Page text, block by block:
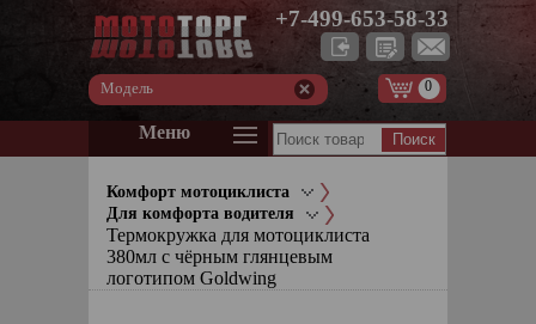
+7-499-653-58-33
Модель 0
Меню
Комфорт мотоциклиста
Для комфорта водителя
Термокружка для мотоциклиста
380мл с чёрным глянцевым
логотипом Goldwing